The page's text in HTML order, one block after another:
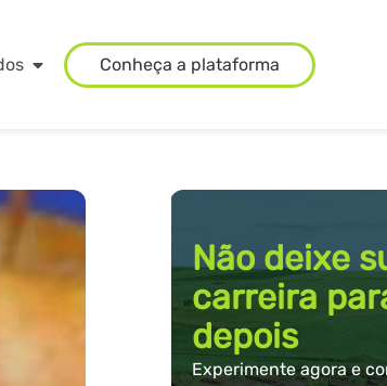
Conheça a plataforma
Não deixe
carreira
depois
Experimente agora e